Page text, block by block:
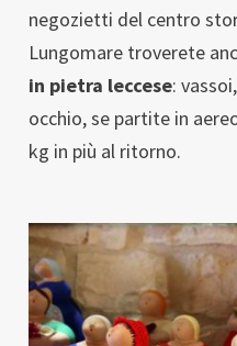
negozietti del centro
Lungomare troverete
in pietra leccese:
occhio, se partite in
kg in più al ritorno.